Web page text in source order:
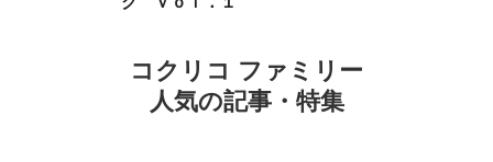
コクリコ ファミリー
人気の記事・特集